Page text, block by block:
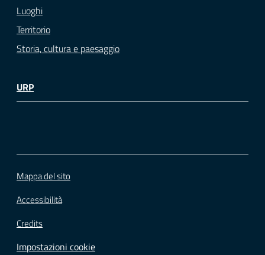
Luoghi
Territorio
Storia, cultura e paesaggio
URP
Mappa del sito
Accessibilità
Credits
Impostazioni cookie